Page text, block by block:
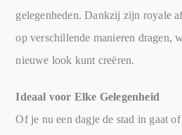
gelegenheden. Dankzij zijn royale
op verschillende manieren dragen,
nieuwe look kunt creëren.
Ideaal voor Elke Gelegenheid
Of je nu een dagje de stad in gaat